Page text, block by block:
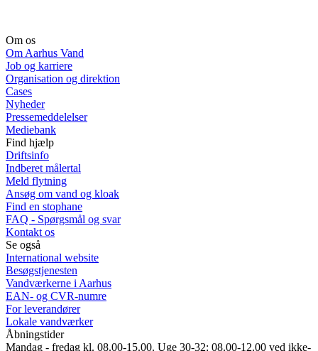
Om os
Om Aarhus Vand
Job og karriere
Organisation og direktion
Cases
Nyheder
Pressemeddelelser
Mediebank
Find hjælp
Driftsinfo
Indberet målertal
Meld flytning
Ansøg om vand og kloak
Find en stophane
FAQ - Spørgsmål og svar
Kontakt os
Se også
International website
Besøgstjenesten
Vandværkerne i Aarhus
EAN- og CVR-numre
For leverandører
Lokale vandværker
Åbningstider
Mandag - fredag kl. 08.00-15.00. Uge 30-32: 08.00-12.00 ved ikke-